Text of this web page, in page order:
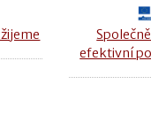
efektivní